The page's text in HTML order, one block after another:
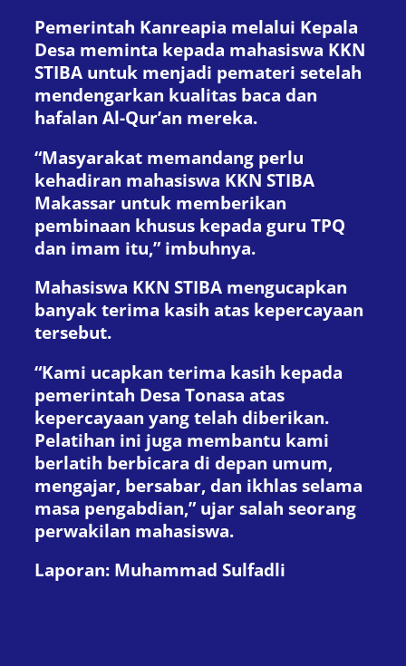
Pemerintah Kanreapia melalui Kepala
Desa meminta kepada mahasiswa KKN
STIBA untuk menjadi pemateri setelah
mendengarkan kualitas baca dan
hafalan Al-Qur’an mereka.
“Masyarakat memandang perlu
kehadiran mahasiswa KKN STIBA
Makassar untuk memberikan
pembinaan khusus kepada guru TPQ
dan imam itu,” imbuhnya.
Mahasiswa KKN STIBA mengucapkan
banyak terima kasih atas kepercayaan
tersebut.
“Kami ucapkan terima kasih kepada
pemerintah Desa Tonasa atas
kepercayaan yang telah diberikan.
Pelatihan ini juga membantu kami
berlatih berbicara di depan umum,
mengajar, bersabar, dan ikhlas selama
masa pengabdian,” ujar salah seorang
perwakilan mahasiswa.
Laporan: Muhammad Sulfadli